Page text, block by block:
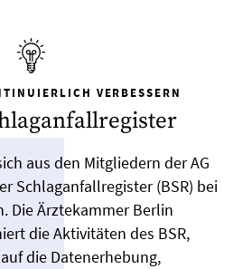
VERBESSERN
aus den Mitgliedern der AG
Schlaganfallregister (BSR) bei
Die Ärztekammer Berlin
die Aktivitäten des BSR,
die Datenerhebung,